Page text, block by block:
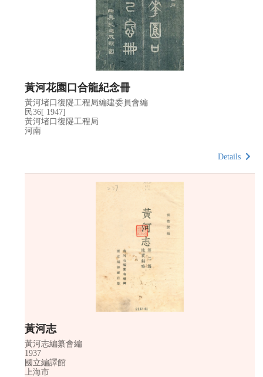
黃河花園口合龍紀念冊
黃河堵口復隄工程局編建委員會編
民36[ 1947]
黃河堵口復隄工程局
河南
Details
黃河志
黃河志編纂會編
1937
國立編譯館
上海市